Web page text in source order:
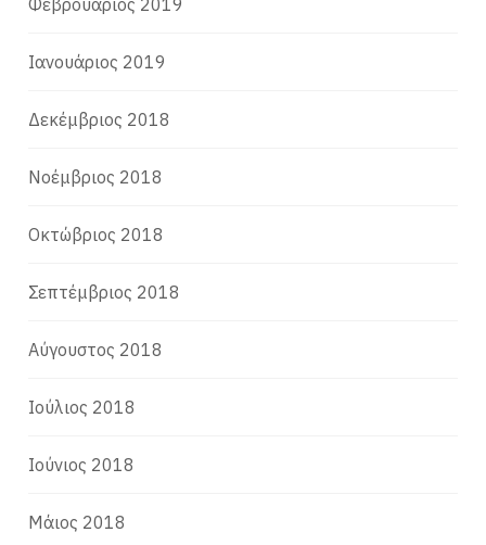
Φεβρουάριος 2019
Ιανουάριος 2019
Δεκέμβριος 2018
Νοέμβριος 2018
Οκτώβριος 2018
Σεπτέμβριος 2018
Αύγουστος 2018
Ιούλιος 2018
Ιούνιος 2018
Μάιος 2018